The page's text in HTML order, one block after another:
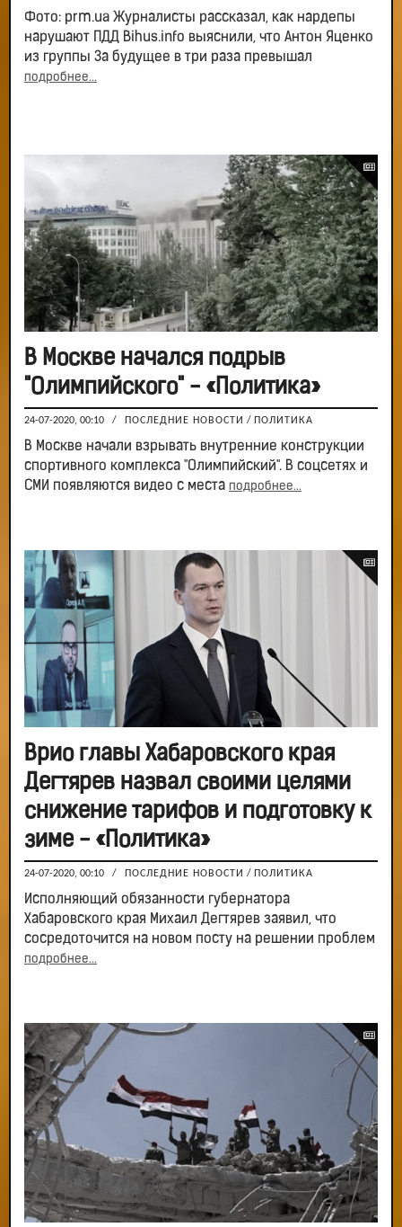
Фото: prm.ua Журналисты рассказал, как нардепы
нарушают ПДД Bihus.info выяснили, что Антон Яценко
из группы За будущее в три раза превышал
подробнее...
В Москве начался подрыв
"Олимпийского" - «Политика»
24-07-2020, 00:10 / ПОСЛЕДНИЕ НОВОСТИ / ПОЛИТИКА
В Москве начали взрывать внутренние конструкции
спортивного комплекса "Олимпийский". В соцсетях и
СМИ появляются видео с места подробнее...
Врио главы Хабаровского края
Дегтярев назвал своими целями
снижение тарифов и подготовку к
зиме - «Политика»
24-07-2020, 00:10 / ПОСЛЕДНИЕ НОВОСТИ / ПОЛИТИКА
Исполняющий обязанности губернатора
Хабаровского края Михаил Дегтярев заявил, что
сосредоточится на новом посту на решении проблем
подробнее...